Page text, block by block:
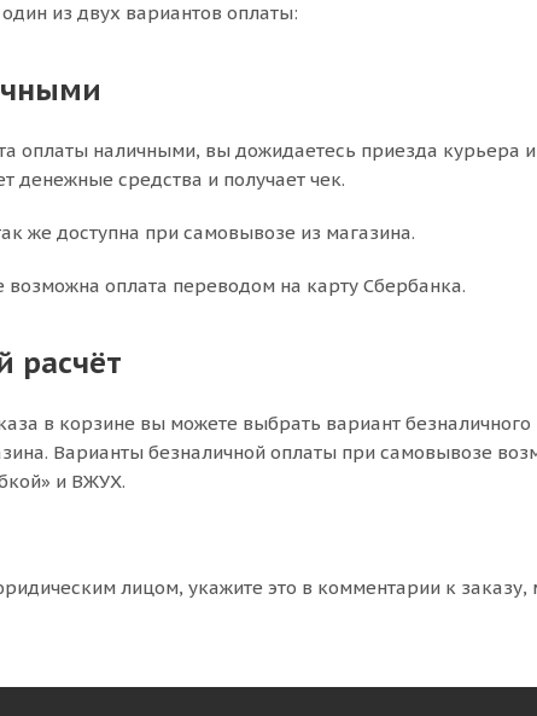
из двух вариантов оплаты:
оплаты наличными, вы дожидаетесь приезда курьера
денежные средства и получает чек.
же доступна при самовывозе из магазина.
возможна оплата переводом на карту Сбербанка.
расчёт
в корзине вы можете выбрать вариант безналичного
Варианты безналичной оплаты при самовывозе
и ВЖУХ.
лицом, укажите это в комментарии к